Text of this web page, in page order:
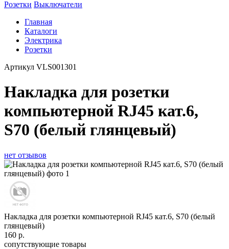
Розетки Выключатели
Главная
Каталоги
Электрика
Розетки
Артикул VLS001301
Накладка для розетки
компьютерной RJ45 кат.6,
S70 (белый глянцевый)
нет отзывов
Накладка для розетки компьютерной RJ45 кат.6, S70 (белый
глянцевый)
160 р.
сопутствующие товары